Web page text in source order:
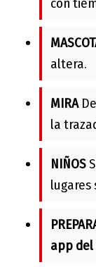
altera.
MIRA
la
NIÑOS
lugares
app